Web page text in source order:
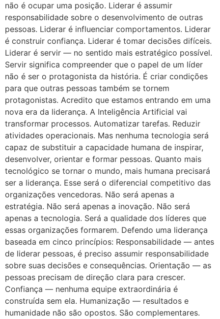
não é ocupar uma posição. Liderar é assumir
responsabilidade sobre o desenvolvimento de outras
pessoas. Liderar é influenciar comportamentos. Liderar
é construir confiança. Liderar é tomar decisões difíceis.
Liderar é servir — no sentido mais estratégico possível.
Servir significa compreender que o papel de um líder
não é ser o protagonista da história. É criar condições
para que outras pessoas também se tornem
protagonistas. Acredito que estamos entrando em uma
nova era da liderança. A Inteligência Artificial vai
transformar processos. Automatizar tarefas. Reduzir
atividades operacionais. Mas nenhuma tecnologia será
capaz de substituir a capacidade humana de inspirar,
desenvolver, orientar e formar pessoas. Quanto mais
tecnológico se tornar o mundo, mais humana precisará
ser a liderança. Esse será o diferencial competitivo das
organizações vencedoras. Não será apenas a
estratégia. Não será apenas a inovação. Não será
apenas a tecnologia. Será a qualidade dos líderes que
essas organizações formarem. Defendo uma liderança
baseada em cinco princípios: Responsabilidade — antes
de liderar pessoas, é preciso assumir responsabilidade
sobre suas decisões e consequências. Orientação — as
pessoas precisam de direção clara para crescer.
Confiança — nenhuma equipe extraordinária é
construída sem ela. Humanização — resultados e
humanidade não são opostos. São complementares.